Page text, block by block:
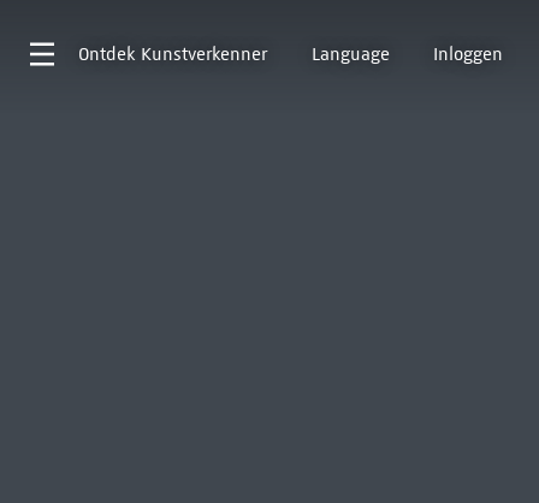
Ontdek Kunstverkenner Language Inloggen